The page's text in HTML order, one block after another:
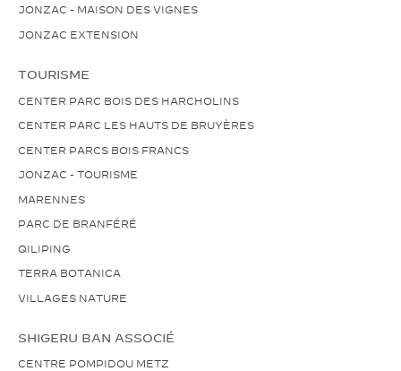
JONZAC - MAISON DES VIGNES
JONZAC EXTENSION
TOURISME
CENTER PARC BOIS DES HARCHOLINS
CENTER PARC LES HAUTS DE BRUYÈRES
CENTER PARCS BOIS FRANCS
JONZAC - TOURISME
MARENNES
PARC DE BRANFÉRÉ
QILIPING
TERRA BOTANICA
VILLAGES NATURE
SHIGERU BAN ASSOCIÉ
CENTRE POMPIDOU METZ